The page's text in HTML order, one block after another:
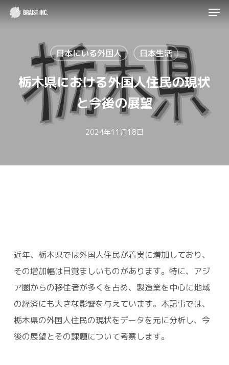
Skip
content
日本にいる外国人 日本生活
栃木県における外国人住民の現状
と今後の展望
2024年11月18日
近年、栃木県では外国人住民が着実に増加しており、
その増加幅は目覚ましいものがあります。特に、アジ
ア圏からの移住者が多くを占め、製造業を中心に地域
の経済にも大きな影響を与えています。本記事では、
栃木県の外国人住民の現状をデータを元に分析し、今
後の展望とその課題について考察します。